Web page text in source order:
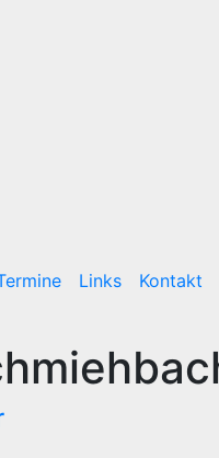
Links Kontakt